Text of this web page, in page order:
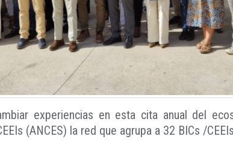
experiencias en esta cita anual del
(ANCES) la red que agrupa a 32 BICs /